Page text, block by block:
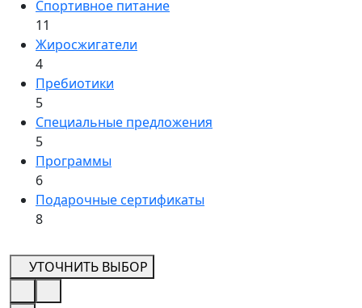
Спортивное питание
11
Жиросжигатели
4
Пребиотики
5
Специальные предложения
5
Программы
6
Подарочные сертификаты
8
УТОЧНИТЬ ВЫБОР